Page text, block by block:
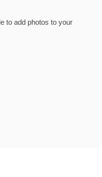
to add photos to your